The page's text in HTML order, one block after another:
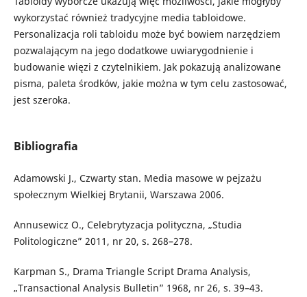
wykorzystać również tradycyjne media tabloidowe.
Personalizacja roli tabloidu może być bowiem narzędziem
pozwalającym na jego dodatkowe uwiarygodnienie i
budowanie więzi z czytelnikiem. Jak pokazują analizowane
pisma, paleta środków, jakie można w tym celu zastosować,
jest szeroka.
Bibliografia
Adamowski J., Czwarty stan. Media masowe w pejzażu
społecznym Wielkiej Brytanii, Warszawa 2006.
Annusewicz O., Celebrytyzacja polityczna, „Studia
Politologiczne” 2011, nr 20, s. 268–278.
Karpman S., Drama Triangle Script Drama Analysis,
„Transactional Analysis Bulletin” 1968, nr 26, s. 39–43.